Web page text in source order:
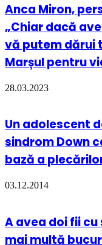
Anca Miron,
„Chiar dacă
vă putem dărui
Marșul pentru
28.03.2023
Un adolescent
sindrom Down
bază a
03.12.2014
A avea doi fii
mai multă